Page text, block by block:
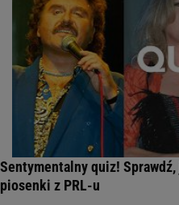
Sentymentalny quiz!
piosenki z PRL-u